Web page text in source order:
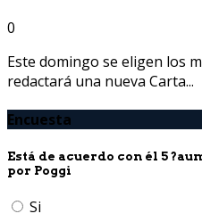
0
Este domingo se eligen los
redactará una nueva Carta...
Encuesta
Está de acuerdo con él 5
por Poggi
Si